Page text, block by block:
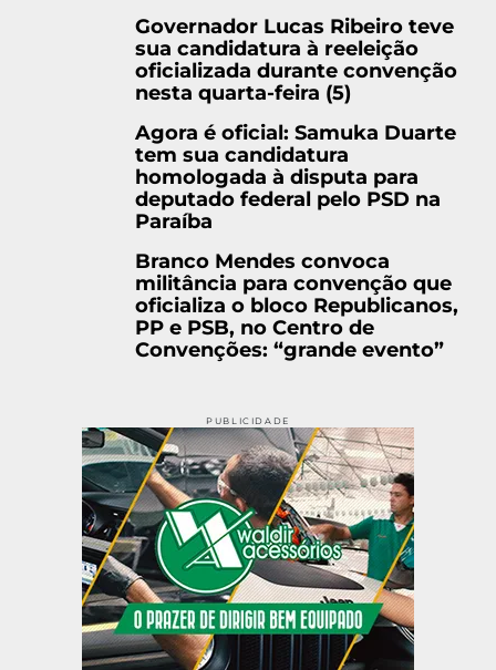
Governador Lucas Ribeiro teve
sua candidatura à reeleição
oficializada durante convenção
nesta quarta-feira (5)
Agora é oficial: Samuka Duarte
tem sua candidatura
homologada à disputa para
deputado federal pelo PSD na
Paraíba
Branco Mendes convoca
militância para convenção que
oficializa o bloco Republicanos,
PP e PSB, no Centro de
Convenções: “grande evento”
PUBLICIDADE